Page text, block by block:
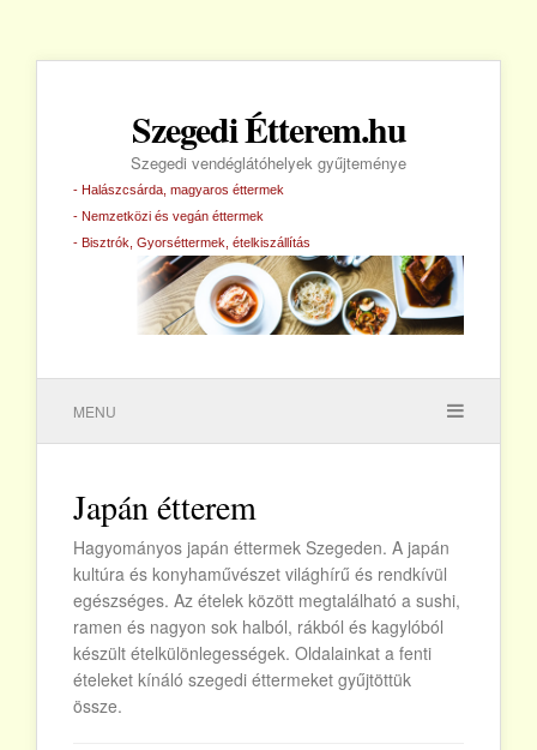
Szegedi Étterem.hu
Szegedi vendéglátóhelyek gyűjteménye
- Halászcsárda, magyaros éttermek
- Nemzetközi és vegán éttermek
- Bisztrók, Gyorséttermek, ételkiszállítás
MENU
Japán étterem
Hagyományos japán éttermek Szegeden. A japán
kultúra és konyhaművészet világhírű és rendkívül
egészséges. Az ételek között megtalálható a sushi,
ramen és nagyon sok halból, rákból és kagylóból
készült ételkülönlegességek. Oldalainkat a fenti
ételeket kínáló szegedi éttermeket gyűjtöttük
össze.